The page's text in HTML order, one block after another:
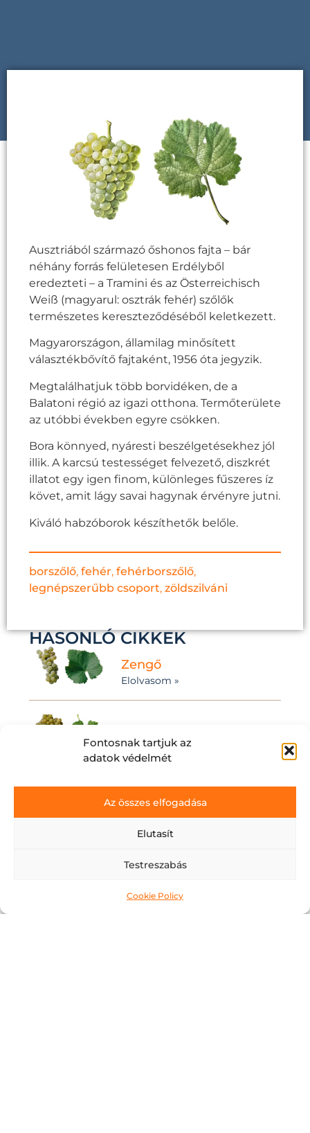
Fontosnak tartjuk az
adatok védelmét
Az összes elfogadása
Elutasít
Testreszabás
Cookie Policy
Ausztriából származó őshonos fajta – bár
néhány forrás felületesen Erdélyből
eredezteti – a Tramini és az Österreichisch
Weiß (magyarul: osztrák fehér) szőlők
természetes kereszteződéséből keletkezett.
Magyarországon, államilag minősített
választékbővítő fajtaként, 1956 óta jegyzik.
Megtalálhatjuk több borvidéken, de a
Balatoni régió az igazi otthona. Termőterülete
az utóbbi években egyre csökken.
Bora könnyed, nyáresti beszélgetésekhez jól
illik. A karcsú testességet felvezető, diszkrét
illatot egy igen finom, különleges fűszeres íz
követ, amit lágy savai hagynak érvényre jutni.
Kiváló habzóborok készíthetők belőle.
borszőlő, fehér, fehérborszőlő,
legnépszerűbb csoport, zöldszilváni
HASONLÓ CIKKEK
Zengő
Elolvasom »
Elolvasom »
Laskaszőlő
Elolvasom »
Csókaszőlő